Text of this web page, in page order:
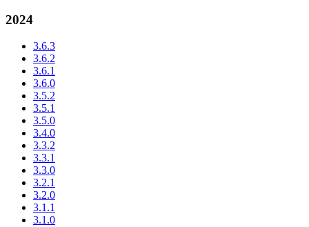
2024
3.6.3
3.6.2
3.6.1
3.6.0
3.5.2
3.5.1
3.5.0
3.4.0
3.3.2
3.3.1
3.3.0
3.2.1
3.2.0
3.1.1
3.1.0